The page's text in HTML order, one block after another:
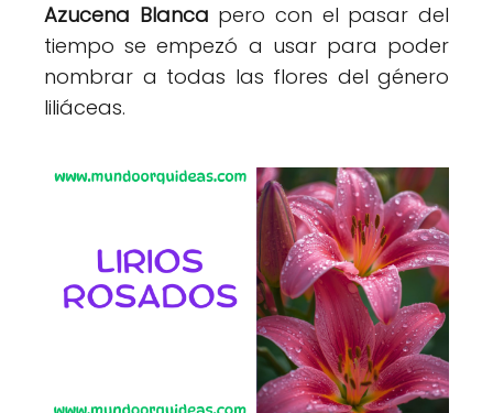
Azucena Blanca pero con el pasar del
tiempo se empezó a usar para poder
nombrar a todas las flores del género
liliáceas.